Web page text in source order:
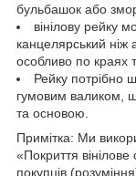
бульбашок або
вінілову рейку
канцелярський ніж
особливо по краях
Рейку потрібно
гумовим валиком,
та основою.
Примітка: Ми
«Покриття
покупців